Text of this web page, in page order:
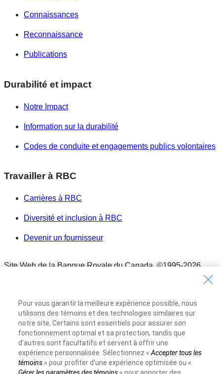
Connaissances
Reconnaissance
Publications
Durabilité et impact
Notre Impact
Information sur la durabilité
Codes de conduite et engagements publics volontaires
Travailler à RBC
Carrières à RBC
Diversité et inclusion à RBC
Devenir un fournisseur
Site Web de la Banque Royale du Canada,©1995-2026
Accessibilité
Accessibilité
Protection des renseignements et Sécurité
Protection des renseignements et Sécurité
Publicité et témoins
Publicité et témoins
Pour vous garantir la meilleure expérience possible, nous
utilisons des témoins et des technologies similaires sur
notre site. Certains sont essentiels pour assurer son
fonctionnement optimal et sa protection, tandis que
d’autres sont facultatifs et servent à offrir une
expérience personnalisée. Sélectionnez « Accepter tous les
témoins» pour profiter d’une expérience optimisée ou «